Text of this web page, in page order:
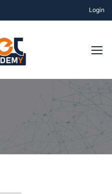
Login